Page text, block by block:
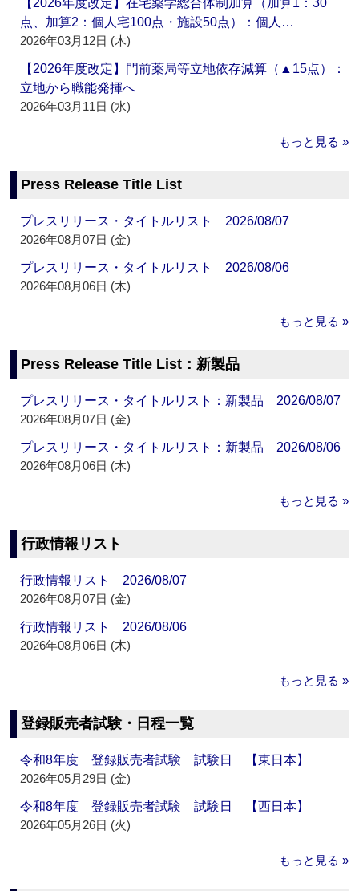
【2026年度改定】在宅薬学総合体制加算（加算1：30
点、加算2：個人宅100点・施設50点）：個人…
2026年03月12日 (木)
【2026年度改定】門前薬局等立地依存減算（▲15点）：
立地から職能発揮へ
2026年03月11日 (水)
もっと見る »
Press Release Title List
プレスリリース・タイトルリスト 2026/08/07
2026年08月07日 (金)
プレスリリース・タイトルリスト 2026/08/06
2026年08月06日 (木)
もっと見る »
Press Release Title List：新製品
プレスリリース・タイトルリスト：新製品 2026/08/07
2026年08月07日 (金)
プレスリリース・タイトルリスト：新製品 2026/08/06
2026年08月06日 (木)
もっと見る »
行政情報リスト
行政情報リスト 2026/08/07
2026年08月07日 (金)
行政情報リスト 2026/08/06
2026年08月06日 (木)
もっと見る »
登録販売者試験・日程一覧
令和8年度 登録販売者試験 試験日 【東日本】
2026年05月29日 (金)
令和8年度 登録販売者試験 試験日 【西日本】
2026年05月26日 (火)
もっと見る »